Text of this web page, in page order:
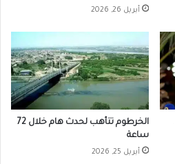
أبريل 26, 2026
الخرطوم تتأهب لحدث هام خلال 72
ساعة
أبريل 25, 2026